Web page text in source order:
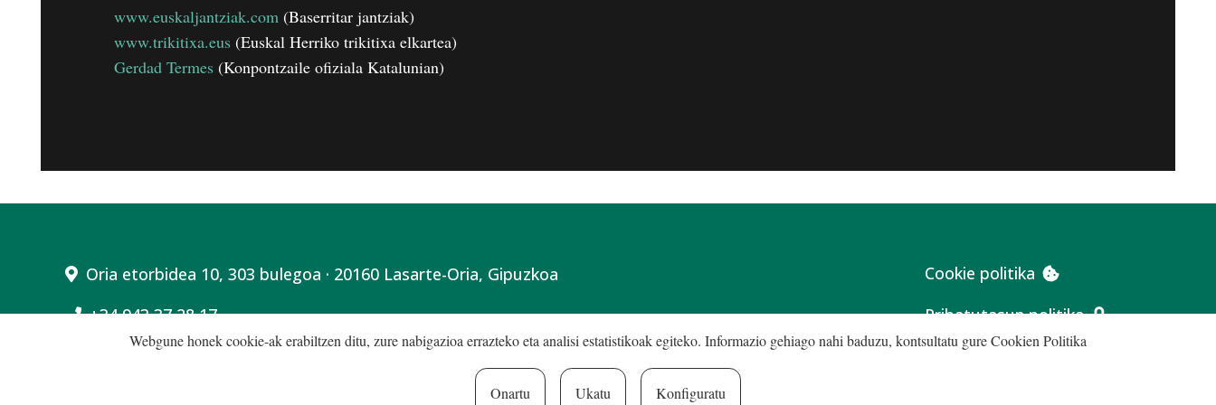
www.euskaljantziak.com (Baserritar jantziak)
www.trikitixa.eus (Euskal Herriko trikitixa elkartea)
Gerdad Termes (Konpontzaile ofiziala Katalunian)
Oria etorbidea 10, 303 bulegoa · 20160 Lasarte-Oria, Gipuzkoa
+34 943 37 28 17
Mugikorra +34 606 435 004
Cookie politika
Pribatutasun politika
Erosketa baldintzak
Webgune honek cookie-ak erabiltzen ditu, zure nabigazioa errazteko eta analisi estatistikoak egiteko. Informazio gehiago nahi baduzu, kontsultatu gureCookien Politika
Onartu Ukatu Konfiguratu